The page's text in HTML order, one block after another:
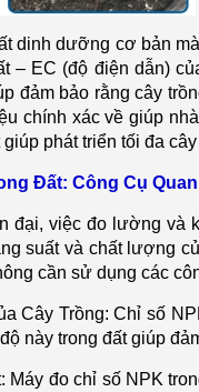
dinh dưỡng cơ bản m
– EC (độ điện dẫn)
đảm bảo rằng cây tr
chính xác về giúp
giúp phát triển tối đa c
Đất: Công Cụ
đại, việc đo lường và
suất và chất lượng
cần sử dụng các
Cây Trồng: Chỉ số
này trong đất giúp đ
Máy đo chỉ số NPK